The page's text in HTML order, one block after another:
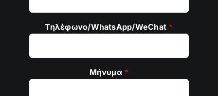
Τηλέφωνο/WhatsApp/WeChat *
Μήνυμα *